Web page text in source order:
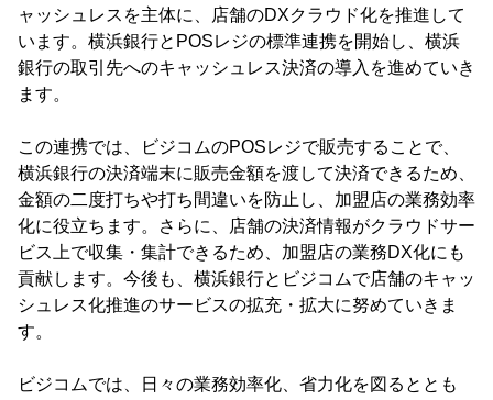
ャッシュレスを主体に、店舗のDXクラウド化を推進して
います。横浜銀行とPOSレジの標準連携を開始し、横浜
銀行の取引先へのキャッシュレス決済の導入を進めていき
ます。
この連携では、ビジコムのPOSレジで販売することで、
横浜銀行の決済端末に販売金額を渡して決済できるため、
金額の二度打ちや打ち間違いを防止し、加盟店の業務効率
化に役立ちます。さらに、店舗の決済情報がクラウドサー
ビス上で収集・集計できるため、加盟店の業務DX化にも
貢献します。今後も、横浜銀行とビジコムで店舗のキャッ
シュレス化推進のサービスの拡充・拡大に努めていきま
す。
ビジコムでは、日々の業務効率化、省力化を図るととも